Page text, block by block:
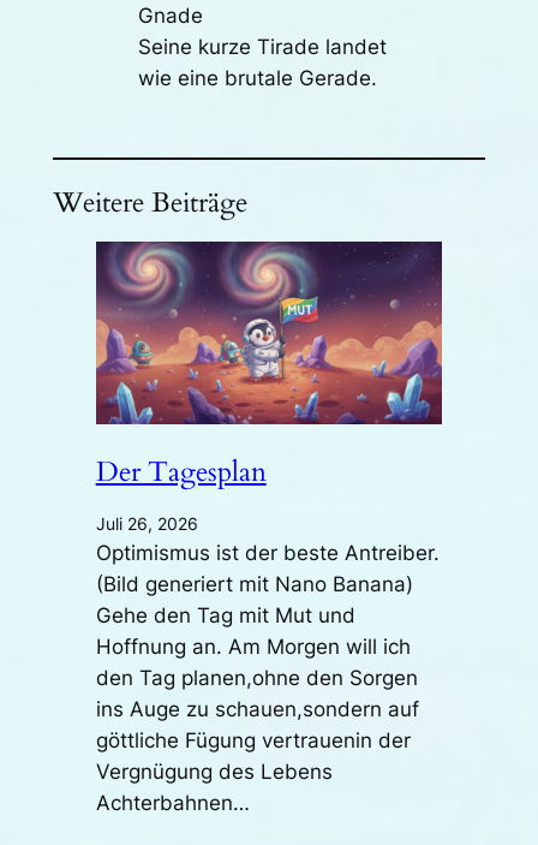
Gnade
Seine kurze Tirade landet
wie eine brutale Gerade.
Weitere Beiträge
Der Tagesplan
Juli 26, 2026
Optimismus ist der beste Antreiber.
(Bild generiert mit Nano Banana)
Gehe den Tag mit Mut und
Hoffnung an. Am Morgen will ich
den Tag planen,ohne den Sorgen
ins Auge zu schauen,sondern auf
göttliche Fügung vertrauenin der
Vergnügung des Lebens
Achterbahnen…